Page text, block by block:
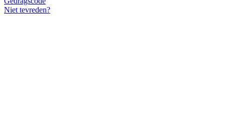
Niet tevreden?